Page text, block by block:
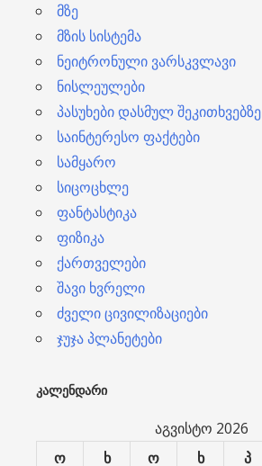
მზე
მზის სისტემა
ნეიტრონული ვარსკვლავი
ნისლეულები
პასუხები დასმულ შეკითხვებზე
საინტერესო ფაქტები
სამყარო
სიცოცხლე
ფანტასტიკა
ფიზიკა
ქართველები
შავი ხვრელი
ძველი ცივილიზაციები
ჯუჯა პლანეტები
ᲙᲐᲚᲔᲜᲓᲐᲠᲘ
აგვისტო 2026
ო
ხ ო ხ პ